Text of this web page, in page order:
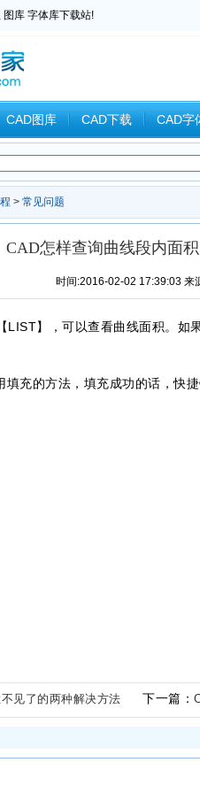
库 字体库下载站!
CAD图库 CAD下载 CAD字
CAXA教程 中望CAD
> 常见问题
CAD怎样查询曲线段内面
时间:2016-02-02 17:39:03 来
LIST】，可以查看曲线面积。如
充的方法，填充成功的话，快
见了的两种解决方法 下一篇：